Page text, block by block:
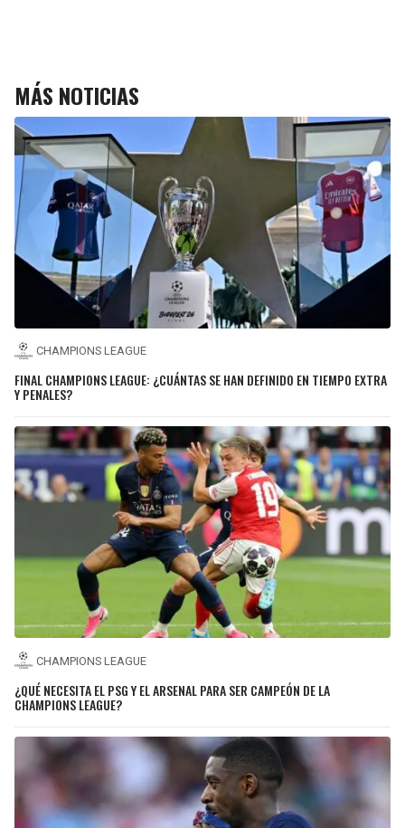
MÁS NOTICIAS
CHAMPIONS LEAGUE
FINAL CHAMPIONS LEAGUE: ¿CUÁNTAS SE HAN DEFINIDO EN TIEMPO EXTRA
Y PENALES?
CHAMPIONS LEAGUE
¿QUÉ NECESITA EL PSG Y EL ARSENAL PARA SER CAMPEÓN DE LA
CHAMPIONS LEAGUE?